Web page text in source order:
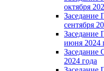
октября
сентября
июня 2024
2024 года